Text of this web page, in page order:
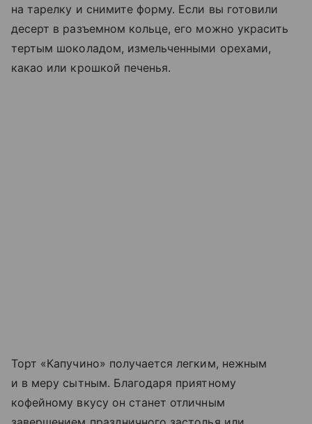
на тарелку и снимите форму. Если вы готовили
десерт в разъемном кольце, его можно украсить
тертым шоколадом, измельченными орехами,
какао или крошкой печенья.
Торт «Капучино» получается легким, нежным
и в меру сытным. Благодаря приятному
кофейному вкусу он станет отличным